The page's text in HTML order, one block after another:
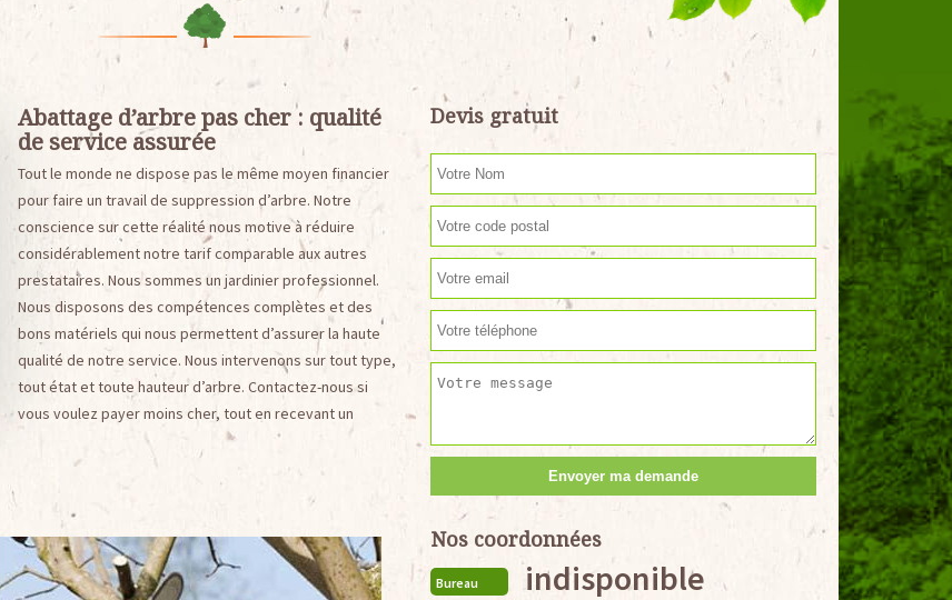
Abattage d’arbre pas cher : qualité
de service assurée
Tout le monde ne dispose pas le même moyen financier
pour faire un travail de suppression d’arbre. Notre
conscience sur cette réalité nous motive à réduire
considérablement notre tarif comparable aux autres
prestataires. Nous sommes un jardinier professionnel.
Nous disposons des compétences complètes et des
bons matériels qui nous permettent d’assurer la haute
qualité de notre service. Nous intervenons sur tout type,
tout état et toute hauteur d’arbre. Contactez-nous si
vous voulez payer moins cher, tout en recevant un
Devis gratuit
Nos coordonnées
Bureau indisponible